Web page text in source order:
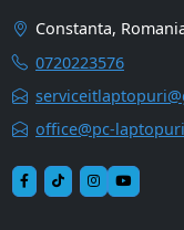
Constanta,
0720223576
office@pc-